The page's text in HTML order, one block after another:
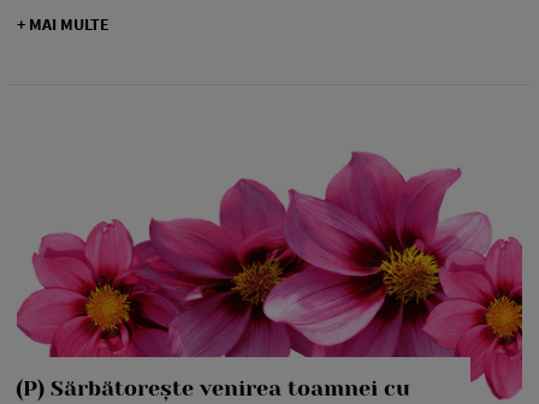
+ MAI MULTE
(P) Sărbătorește venirea toamnei cu